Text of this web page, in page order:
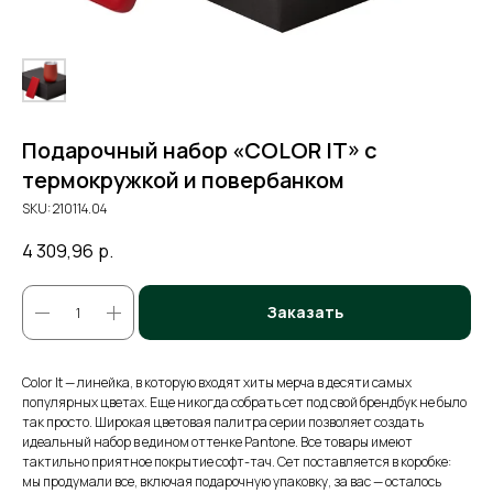
Подарочный набор «COLOR IT» с
термокружкой и повербанком
SKU:210114.04
4 309,96 р.
Заказать
Color It — линейка, в которую входят хиты мерча в десяти самых
популярных цветах. Еще никогда собрать сет под свой брендбук не было
так просто. Широкая цветовая палитра серии позволяет создать
идеальный набор в едином оттенке Pantone. Все товары имеют
тактильно приятное покрытие софт-тач. Сет поставляется в коробке:
мы продумали все, включая подарочную упаковку, за вас — осталось